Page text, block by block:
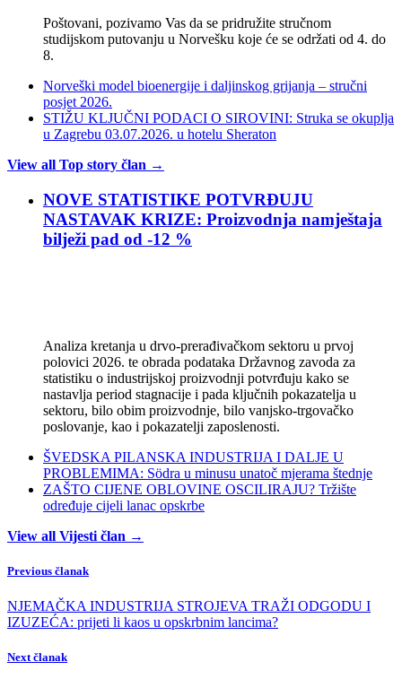
Poštovani, pozivamo Vas da se pridružite stručnom
studijskom putovanju u Norvešku koje će se održati od 4. do
8.
Norveški model bioenergije i daljinskog grijanja – stručni
posjet 2026.
STIŽU KLJUČNI PODACI O SIROVINI: Struka se okuplja
u Zagrebu 03.07.2026. u hotelu Sheraton
View all Top story član →
NOVE STATISTIKE POTVRĐUJU
NASTAVAK KRIZE: Proizvodnja namještaja
bilježi pad od -12 %
Analiza kretanja u drvo-prerađivačkom sektoru u prvoj
polovici 2026. te obrada podataka Državnog zavoda za
statistiku o industrijskoj proizvodnji potvrđuju kako se
nastavlja period stagnacije i pada ključnih pokazatelja u
sektoru, bilo obim proizvodnje, bilo vanjsko-trgovačko
poslovanje, kao i pokazatelji zaposlenosti.
ŠVEDSKA PILANSKA INDUSTRIJA I DALJE U
PROBLEMIMA: Södra u minusu unatoč mjerama štednje
ZAŠTO CIJENE OBLOVINE OSCILIRAJU? Tržište
određuje cijeli lanac opskrbe
View all Vijesti član →
Previous članak
NJEMAČKA INDUSTRIJA STROJEVA TRAŽI ODGODU I
IZUZEĆA: prijeti li kaos u opskrbnim lancima?
Next članak